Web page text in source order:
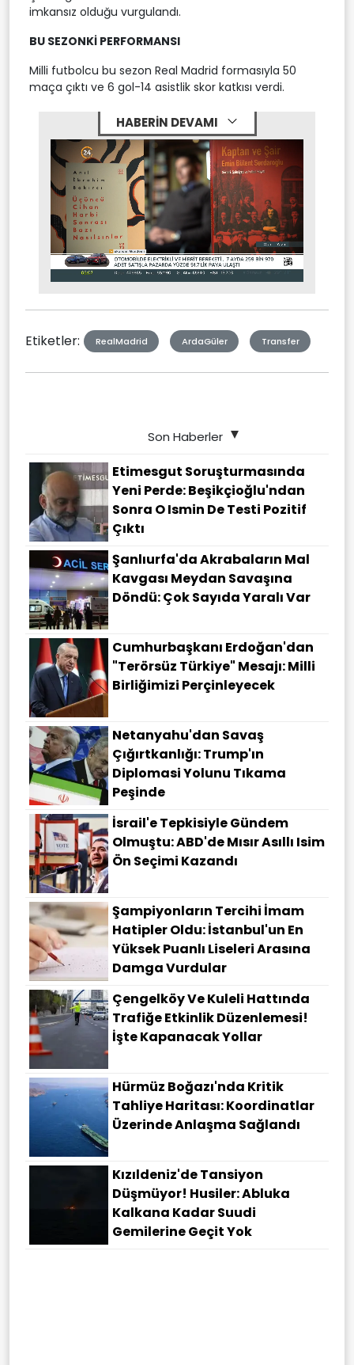
imkansız olduğu vurgulandı.
BU SEZONKİ PERFORMANSI
Milli futbolcu bu sezon Real Madrid formasıyla 50
maça çıktı ve 6 gol-14 asistlik skor katkısı verdi.
HABERİN DEVAMI
Unmute Stream
Etiketler: RealMadrid ArdaGüler Transfer
Son Haberler
Etimesgut Soruşturmasında
Yeni Perde: Beşikçioğlu'ndan
Sonra O Ismin De Testi Pozitif
Çıktı
Şanlıurfa'da Akrabaların Mal
Kavgası Meydan Savaşına
Döndü: Çok Sayıda Yaralı Var
Cumhurbaşkanı Erdoğan'dan
"terörsüz Türkiye" Mesajı: Milli
Birliğimizi Perçinleyecek
Netanyahu'dan Savaş
Çığırtkanlığı: Trump'ın
Diplomasi Yolunu Tıkama
Peşinde
İsrail'e Tepkisiyle Gündem
Olmuştu: ABD'de Mısır Asıllı Isim
Ön Seçimi Kazandı
Şampiyonların Tercihi İmam
Hatipler Oldu: İstanbul'un En
Yüksek Puanlı Liseleri Arasına
Damga Vurdular
Çengelköy Ve Kuleli Hattında
Trafiğe Etkinlik Düzenlemesi!
İşte Kapanacak Yollar
Hürmüz Boğazı'nda Kritik
Tahliye Haritası: Koordinatlar
Üzerinde Anlaşma Sağlandı
Kızıldeniz'de Tansiyon
Düşmüyor! Husiler: Abluka
Kalkana Kadar Suudi
Gemilerine Geçit Yok